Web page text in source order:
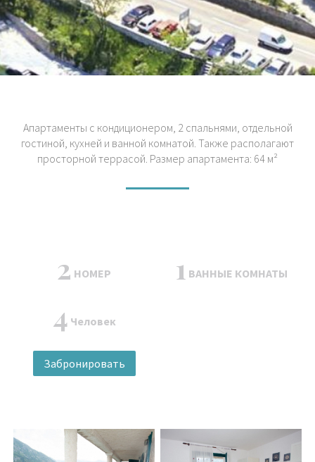
Апартаменты с кондиционером, 2 спальнями, отдельной
гостиной, кухней и ванной комнатой. Также располагают
просторной террасой. Размер апартаментa: 64 м²
2 НОМЕР 1 ВАННЫЕ КОМНАТЫ
4 Человек
Забронировать